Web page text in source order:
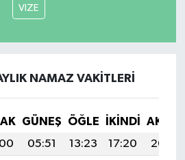
VIZE
NAMAZ VAKITLERI
GÜNEŞ ÖĞLE İKINDI
05:51 13:23 17:20
20:44